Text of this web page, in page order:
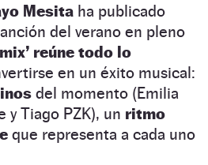
Mesita ha publicado
del verano en pleno
reúne todo lo
en un éxito musical:
del momento (Emilia
y Tiago PZK), un ritmo
que representa a cada uno